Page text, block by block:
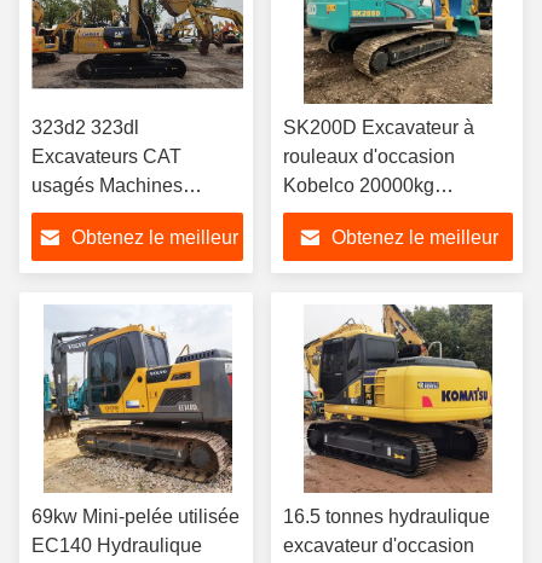
323d2 323dl
Excavateurs CAT
usagés Machines
lourdes 22500kg
Machines d'excavation
usagées
Obtenez le meilleur
SK200D Excavateur à
rouleaux d'occasion
Kobelco 20000kg
Excavateur d'occasion
Obtenez le meilleur
69kw Mini-pelée utilisée
EC140 Hydraulique
16.5 tonnes hydraulique
excavateur d'occasion